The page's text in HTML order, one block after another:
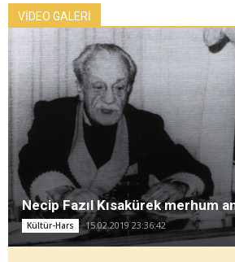
VİDEO GALERİ
Necip Fazıl Kısakürek merhum
Kültür-Hars 15.02.2019 23:36:42